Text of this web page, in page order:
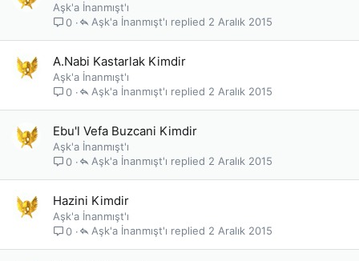
Aşk'a İnanmışt'ı
0
2 Aralık 2015
Aşk'a İnanmışt'ı
A.Nabi Kastarlak Kimdir
Aşk'a İnanmışt'ı
0
2 Aralık 2015
Aşk'a İnanmışt'ı
Ebu'l Vefa Buzcani Kimdir
Aşk'a İnanmışt'ı
0
2 Aralık 2015
Aşk'a İnanmışt'ı
Hazini Kimdir
Aşk'a İnanmışt'ı
0
2 Aralık 2015
Aşk'a İnanmışt'ı